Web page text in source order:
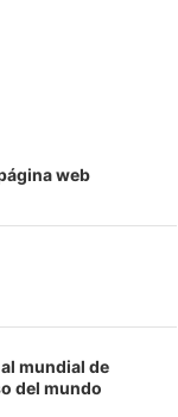
web
mundial de
del mundo